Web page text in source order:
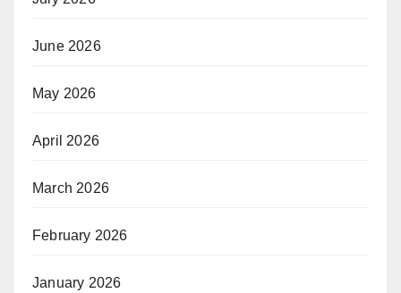
June 2026
May 2026
April 2026
March 2026
February 2026
January 2026